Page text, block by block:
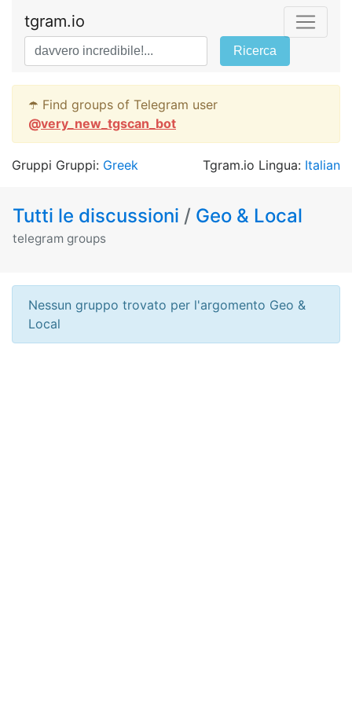
tgram.io
Ricerca
☂️ Find groups of Telegram user
@very_new_tgscan_bot
Gruppi Gruppi: Greek Tgram.io Lingua: Italian
Tutti le discussioni / Geo & Local
telegram groups
Nessun gruppo trovato per l'argomento Geo &
Local